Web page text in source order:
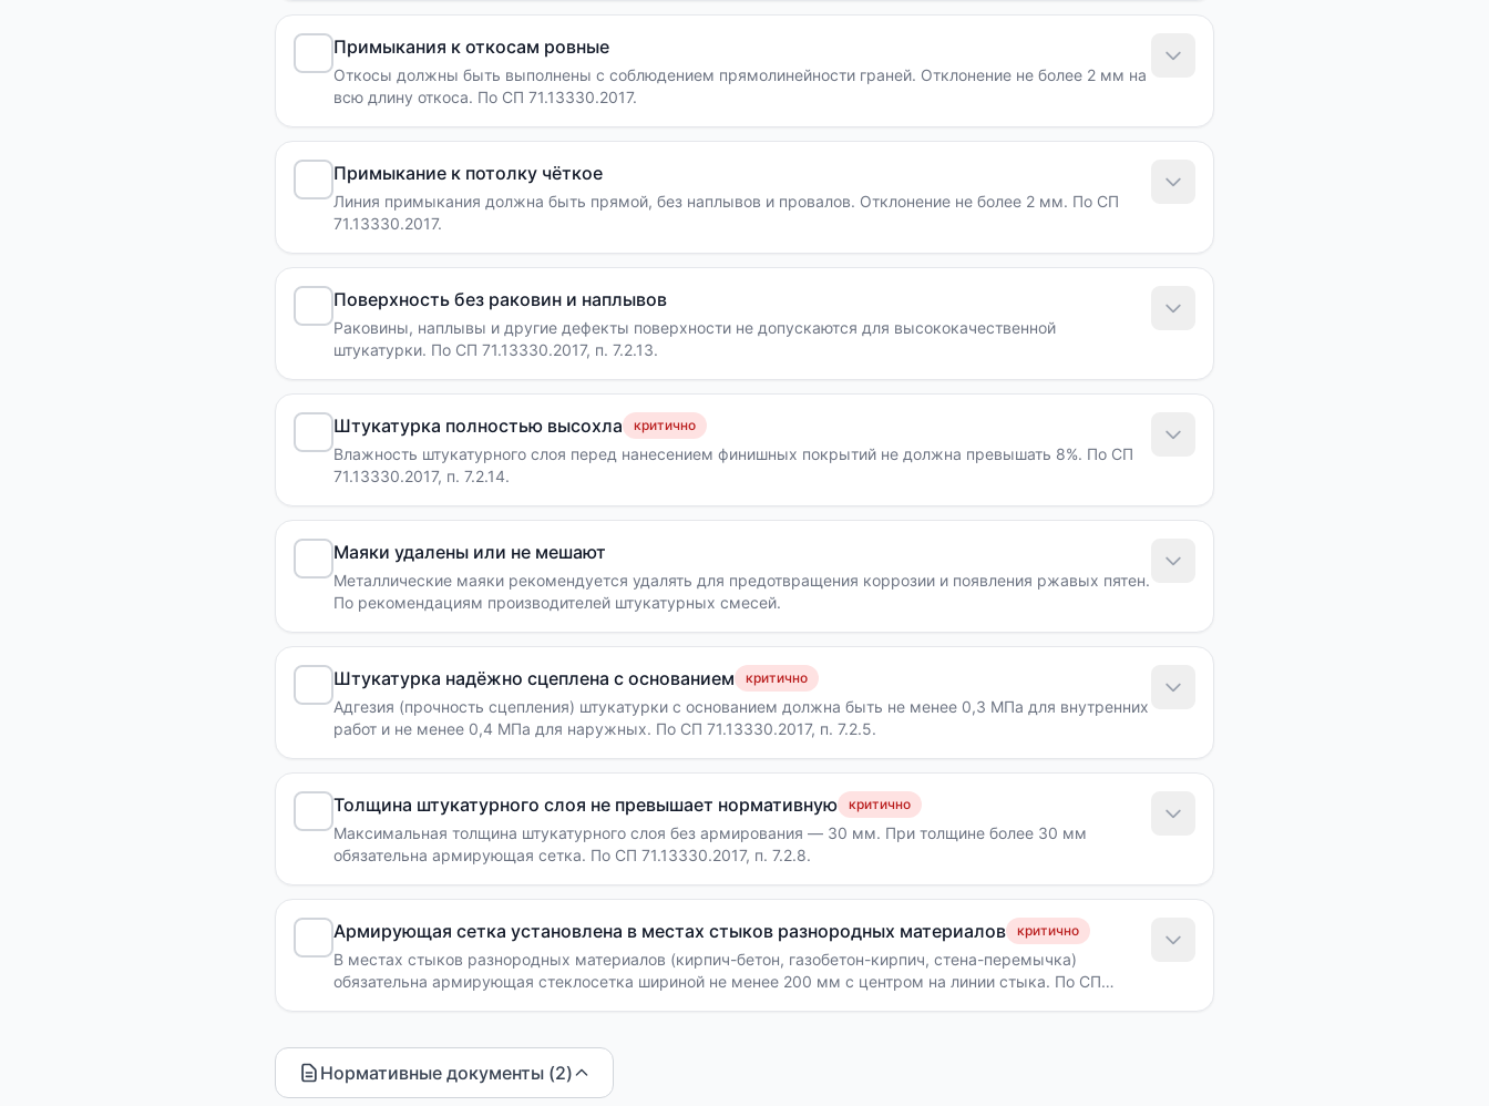
Примыкания к откосам ровные
Откосы должны быть выполнены с соблюдением прямолинейности граней. Отклонение не более 2 мм на
всю длину откоса. По СП 71.13330.2017.
Примыкание к потолку чёткое
Линия примыкания должна быть прямой, без наплывов и провалов. Отклонение не более 2 мм. По СП
71.13330.2017.
Поверхность без раковин и наплывов
Раковины, наплывы и другие дефекты поверхности не допускаются для высококачественной
штукатурки. По СП 71.13330.2017, п. 7.2.13.
Штукатурка полностью высохла критично
Влажность штукатурного слоя перед нанесением финишных покрытий не должна превышать 8%. По СП
71.13330.2017, п. 7.2.14.
Маяки удалены или не мешают
Металлические маяки рекомендуется удалять для предотвращения коррозии и появления ржавых пятен.
По рекомендациям производителей штукатурных смесей.
Штукатурка надёжно сцеплена с основанием критично
Адгезия (прочность сцепления) штукатурки с основанием должна быть не менее 0,3 МПа для внутренних
работ и не менее 0,4 МПа для наружных. По СП 71.13330.2017, п. 7.2.5.
Толщина штукатурного слоя не превышает нормативную критично
Максимальная толщина штукатурного слоя без армирования — 30 мм. При толщине более 30 мм
обязательна армирующая сетка. По СП 71.13330.2017, п. 7.2.8.
Армирующая сетка установлена в местах стыков разнородных материалов критично
В местах стыков разнородных материалов (кирпич-бетон, газобетон-кирпич, стена-перемычка)
обязательна армирующая стеклосетка шириной не менее 200 мм с центром на линии стыка. По СП
Нормативные документы (2)